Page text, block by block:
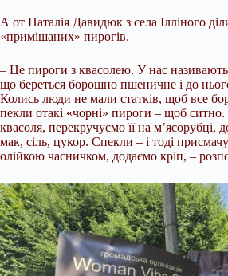
А от Наталія Давидюк з села Ілліного
«примішаних» пирогів.
– Це пироги з квасолею. У нас
що береться борошно пшеничне і до
Колись люди не мали статків, щоб все
пекли отакі «чорні» пироги – щоб
квасоля, перекручуємо її на м’ясорубці,
мак, сіль, цукор. Спекли – і тоді
олійкою часничком, додаємо кріп, –